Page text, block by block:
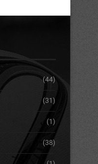
(44)
(31)
(1)
(38)